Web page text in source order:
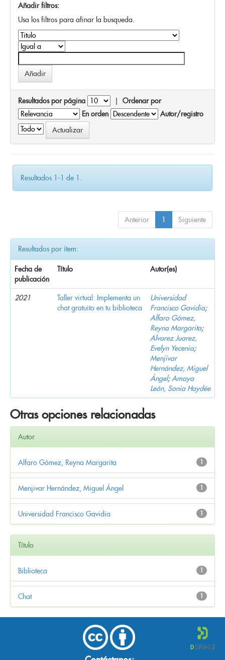
Añadir filtros:
Usa los filtros para afinar la busqueda.
Resultados por página | Ordenar por
En orden
Autor/registro
Resultados 1-1 de 1.
Anterior 1 Siguiente
Resultados por ítem:
Fecha de
publicación
Título Autor(es)
2021
Taller virtual: Implementa un
chat gratuito en tu biblioteca
Universidad
Francisco Gavidia;
Alfaro Gómez,
Reyna Margarita;
Alvarez Juarez,
Evelyn Yecenia;
Menjivar
Hernández, Miguel
Ángel; Amaya
León, Sonia Haydée
Otras opciones relacionadas
Autor
1
Alfaro Gómez, Reyna Margarita
1
Menjivar Hernández, Miguel Ángel
1
Universidad Francisco Gavidia
Título
1
Biblioteca
1
Chat